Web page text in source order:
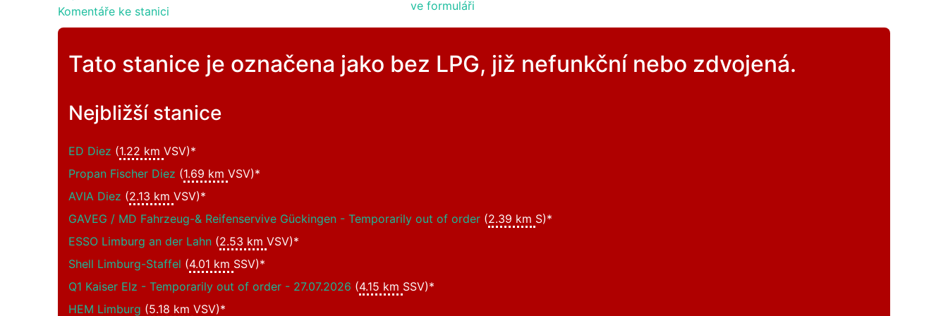
Komentáře ke stanici
ve formuláři
Tato stanice je označena jako bez LPG, již nefunkční nebo zdvojená.
Nejbližší stanice
ED Diez (1.22 km VSV)*
Propan Fischer Diez (1.69 km VSV)*
AVIA Diez (2.13 km VSV)*
GAVEG / MD Fahrzeug-& Reifenservive Gückingen - Temporarily out of order (2.39 km S)*
ESSO Limburg an der Lahn (2.53 km VSV)*
Shell Limburg-Staffel (4.01 km SSV)*
Q1 Kaiser Elz - Temporarily out of order - 27.07.2026 (4.15 km SSV)*
HEM Limburg (5.18 km VSV)*